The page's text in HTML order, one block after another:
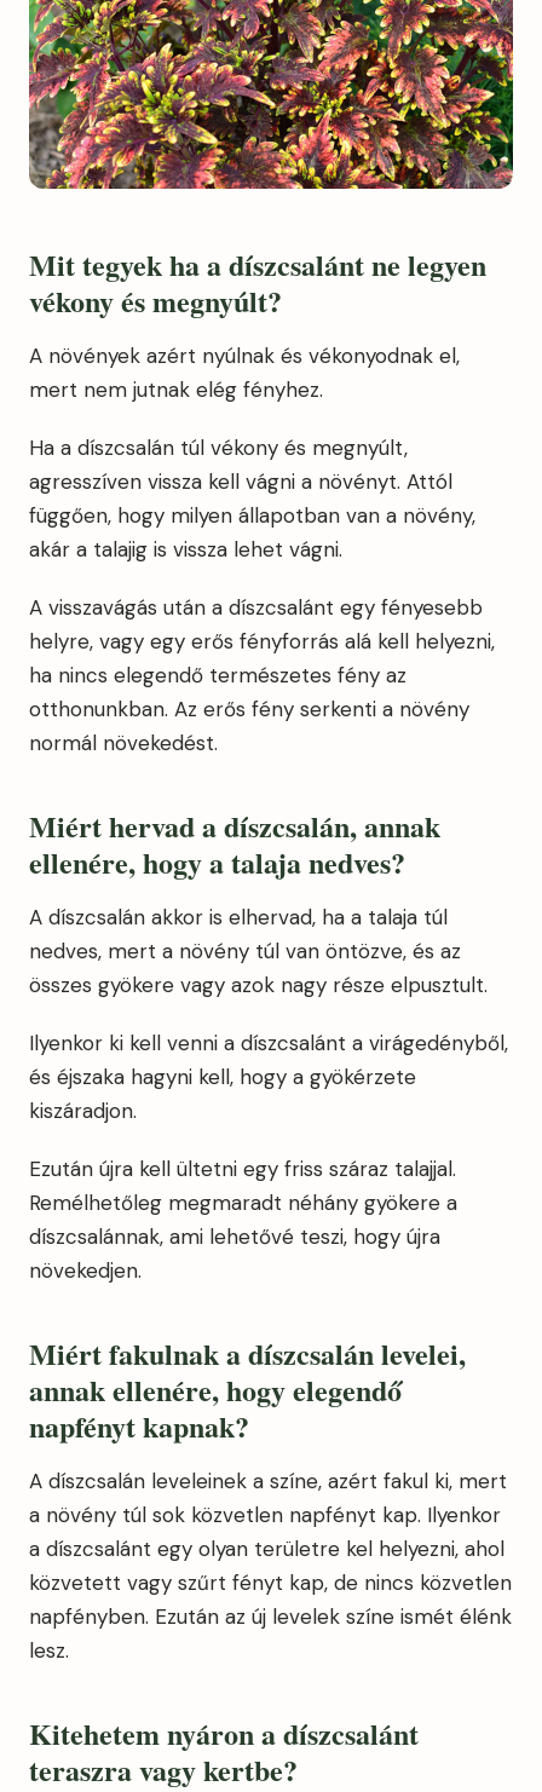
Mit tegyek ha a díszcsalánt ne legyen
vékony és megnyúlt?
A növények azért nyúlnak és vékonyodnak el,
mert nem jutnak elég fényhez.
Ha a díszcsalán túl vékony és megnyúlt,
agresszíven vissza kell vágni a növényt. Attól
függően, hogy milyen állapotban van a növény,
akár a talajig is vissza lehet vágni.
A visszavágás után a díszcsalánt egy fényesebb
helyre, vagy egy erős fényforrás alá kell helyezni,
ha nincs elegendő természetes fény az
otthonunkban. Az erős fény serkenti a növény
normál növekedést.
Miért hervad a díszcsalán, annak
ellenére, hogy a talaja nedves?
A díszcsalán akkor is elhervad, ha a talaja túl
nedves, mert a növény túl van öntözve, és az
összes gyökere vagy azok nagy része elpusztult.
Ilyenkor ki kell venni a díszcsalánt a virágedényből,
és éjszaka hagyni kell, hogy a gyökérzete
kiszáradjon.
Ezután újra kell ültetni egy friss száraz talajjal.
Remélhetőleg megmaradt néhány gyökere a
díszcsalánnak, ami lehetővé teszi, hogy újra
növekedjen.
Miért fakulnak a díszcsalán levelei,
annak ellenére, hogy elegendő
napfényt kapnak?
A díszcsalán leveleinek a színe, azért fakul ki, mert
a növény túl sok közvetlen napfényt kap. Ilyenkor
a díszcsalánt egy olyan területre kel helyezni, ahol
közvetett vagy szűrt fényt kap, de nincs közvetlen
napfényben. Ezután az új levelek színe ismét élénk
lesz.
Kitehetem nyáron a díszcsalánt
teraszra vagy kertbe?